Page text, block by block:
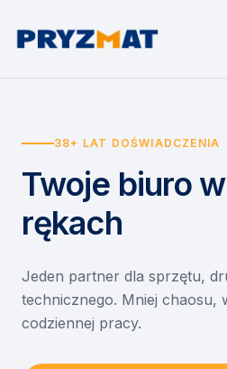
Urządzenia
Drukarki i urządzenia
Etykiety i identyfikacja
Skanery i obieg dokumentów
Monitory interaktywne
Niszczarki dokumentów
Wynajem drukarek
Wynajem urządzeń biurowych
Asystent druku
EZD RP
Misja szkoła
Serwis
O nas
Kontakt
38+ LAT DOŚWIADCZENIA
Twoje biuro w
rękach
Jeden partner dla sprzętu,
technicznego. Mniej chaosu,
codziennej pracy.